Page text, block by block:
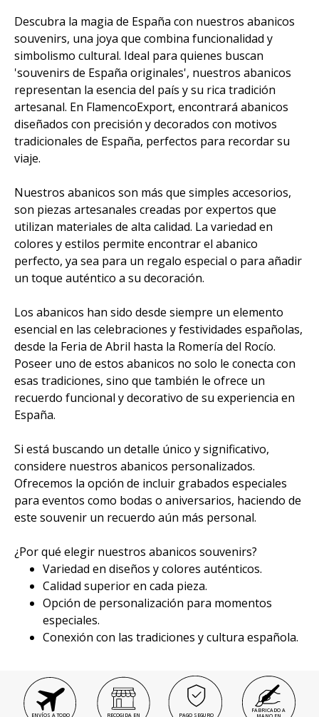
Descubra la magia de España con nuestros abanicos
souvenirs, una joya que combina funcionalidad y
simbolismo cultural. Ideal para quienes buscan
'souvenirs de España originales', nuestros abanicos
representan la esencia del país y su rica tradición
artesanal. En FlamencoExport, encontrará abanicos
diseñados con precisión y decorados con motivos
tradicionales de España, perfectos para recordar su
viaje.
Nuestros abanicos son más que simples accesorios,
son piezas artesanales creadas por expertos que
utilizan materiales de alta calidad. La variedad en
colores y estilos permite encontrar el abanico
perfecto, ya sea para un regalo especial o para añadir
un toque auténtico a su decoración.
Los abanicos han sido desde siempre un elemento
esencial en las celebraciones y festividades españolas,
desde la Feria de Abril hasta la Romería del Rocío.
Poseer uno de estos abanicos no solo le conecta con
esas tradiciones, sino que también le ofrece un
recuerdo funcional y decorativo de su experiencia en
España.
Si está buscando un detalle único y significativo,
considere nuestros abanicos personalizados.
Ofrecemos la opción de incluir grabados especiales
para eventos como bodas o aniversarios, haciendo de
este souvenir un recuerdo aún más personal.
¿Por qué elegir nuestros abanicos souvenirs?
Variedad en diseños y colores auténticos.
Calidad superior en cada pieza.
Opción de personalización para momentos
especiales.
Conexión con las tradiciones y cultura española.
ENVÍOS A TODO RECOGIDA EN PAGO SEGURO
FABRICADO A